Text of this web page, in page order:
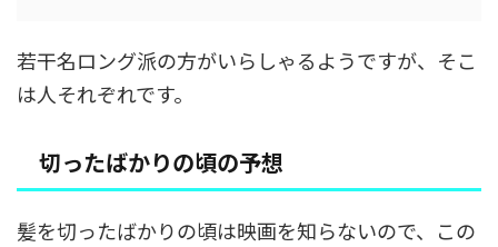
若干名ロング派の方がいらしゃるようですが、そこ
は人それぞれです。
切ったばかりの頃の予想
髪を切ったばかりの頃は映画を知らないので、この